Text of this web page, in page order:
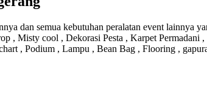
dan semua kebutuhan peralatan event lainnya
, Misty cool , Dekorasi Pesta , Karpet
, Podium , Lampu , Bean Bag , Flooring ,